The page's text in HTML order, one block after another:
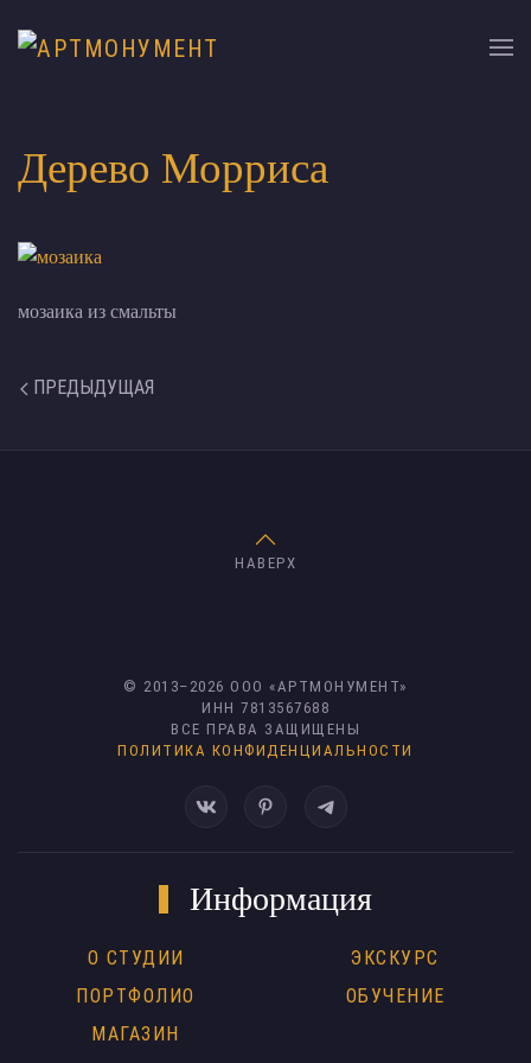
Дерево Морриса
мозаика из смальты
ПРЕДЫДУЩАЯ
НАВЕРХ
© 2013– 2026 ООО «АРТМОНУМЕНТ»
ИНН 7813567688
ВСЕ ПРАВА ЗАЩИЩЕНЫ
ПОЛИТИКА КОНФИДЕНЦИАЛЬНОСТИ
Информация
О СТУДИИ
ПОРТФОЛИО
МАГАЗИН
ЭКСКУРС
ОБУЧЕНИЕ